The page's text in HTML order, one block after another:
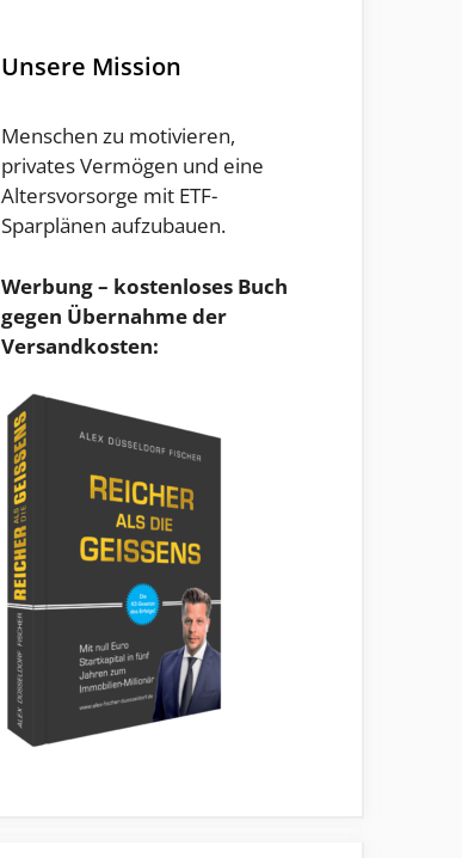
Unsere Mission
Menschen zu motivieren,
privates Vermögen und eine
Altersvorsorge mit ETF-
Sparplänen aufzubauen.
Werbung – kostenloses Buch
gegen Übernahme der
Versandkosten: